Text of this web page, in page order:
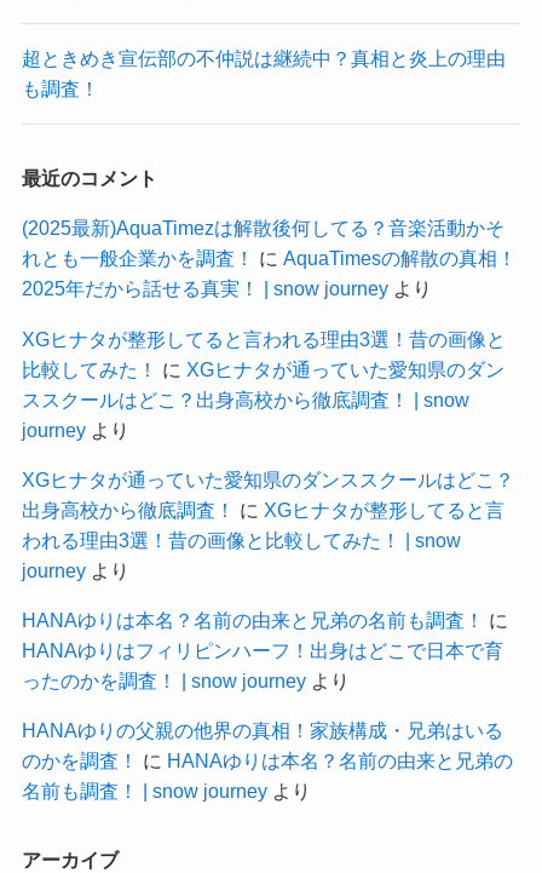
超ときめき宣伝部の不仲説は継続中？真相と炎上の理由
も調査！
最近のコメント
(2025最新)AquaTimezは解散後何してる？音楽活動かそ
れとも一般企業かを調査！
に AquaTimesの解散の真相！
2025年だから話せる真実！ | snow journeyより
XGヒナタが整形してると言われる理由3選！昔の画像と
比較してみた！
に XGヒナタが通っていた愛知県のダン
ススクールはどこ？出身高校から徹底調査！ | snow
journeyより
XGヒナタが通っていた愛知県のダンススクールはどこ？
出身高校から徹底調査！
に XGヒナタが整形してると言
われる理由3選！昔の画像と比較してみた！ | snow
journeyより
HANAゆりは本名？名前の由来と兄弟の名前も調査！
に
HANAゆりはフィリピンハーフ！出身はどこで日本で育
ったのかを調査！ | snow journeyより
HANAゆりの父親の他界の真相！家族構成・兄弟はいる
のかを調査！
に HANAゆりは本名？名前の由来と兄弟の
名前も調査！ | snow journeyより
アーカイブ